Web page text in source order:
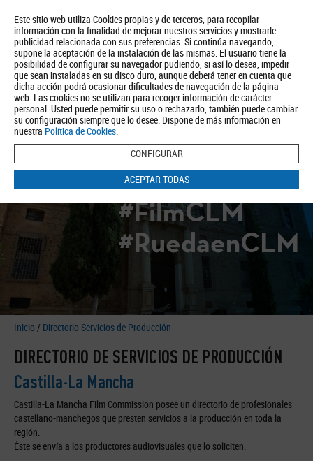
Este sitio web utiliza Cookies propias y de terceros, para recopilar
información con la finalidad de mejorar nuestros servicios y mostrarle
publicidad relacionada con sus preferencias. Si continúa navegando,
supone la aceptación de la instalación de las mismas. El usuario tiene la
posibilidad de configurar su navegador pudiendo, si así lo desea, impedir
que sean instaladas en su disco duro, aunque deberá tener en cuenta que
dicha acción podrá ocasionar dificultades de navegación de la página
web. Las cookies no se utilizan para recoger información de carácter
personal. Usted puede permitir su uso o rechazarlo, también puede cambiar
su configuración siempre que lo desee. Dispone de más información en
nuestra Política de Cookies.
CONFIGURAR
ACEPTAR TODAS
Quiénes somos Turismo Política de Privacidad Aviso Legal
Política de Cookies
BUSCAR
#FilmCLM
#RuedaenCLM
Inicio / Directorio Servicios de Producción
DIRECTORIO DE SERVICIOS DE PRODUCCIÓN
Castilla-La Mancha
Castilla-La Mancha Film Commission posee un directorio de profesionales
castellano-manchegos que presten servicios a la producción en toda la
región.
Éste se envía a los productores audiovisuales que lo soliciten.